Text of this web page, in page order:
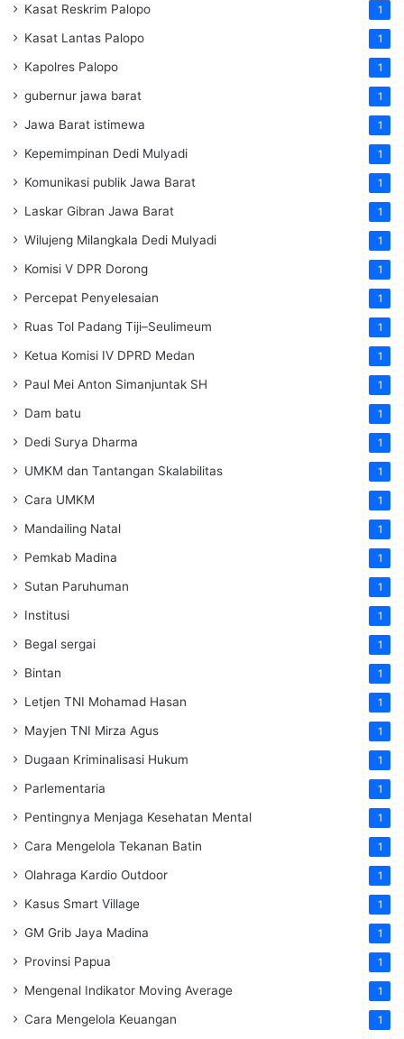
Kasat Reskrim Palopo 1
Kasat Lantas Palopo 1
Kapolres Palopo 1
gubernur jawa barat 1
Jawa Barat istimewa 1
Kepemimpinan Dedi Mulyadi 1
Komunikasi publik Jawa Barat 1
Laskar Gibran Jawa Barat 1
Wilujeng Milangkala Dedi Mulyadi 1
Komisi V DPR Dorong 1
Percepat Penyelesaian 1
Ruas Tol Padang Tiji–Seulimeum 1
Ketua Komisi IV DPRD Medan 1
Paul Mei Anton Simanjuntak SH 1
Dam batu 1
Dedi Surya Dharma 1
UMKM dan Tantangan Skalabilitas 1
Cara UMKM 1
Mandailing Natal 1
Pemkab Madina 1
Sutan Paruhuman 1
Institusi 1
Begal sergai 1
Bintan 1
Letjen TNI Mohamad Hasan 1
Mayjen TNI Mirza Agus 1
Dugaan Kriminalisasi Hukum 1
Parlementaria 1
Pentingnya Menjaga Kesehatan Mental 1
Cara Mengelola Tekanan Batin 1
Olahraga Kardio Outdoor 1
Kasus Smart Village 1
GM Grib Jaya Madina 1
Provinsi Papua 1
Mengenal Indikator Moving Average 1
Cara Mengelola Keuangan 1